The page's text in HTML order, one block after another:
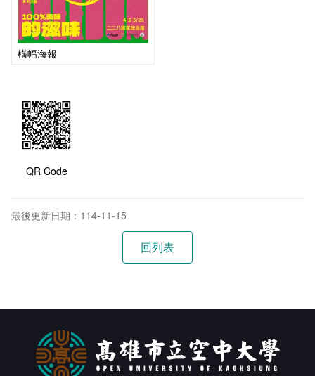
橫幅海報
QR Code
最後更新日期：114-11-15